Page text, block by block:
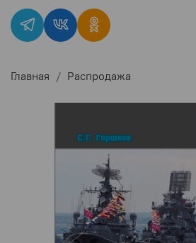
Главная Распродажа